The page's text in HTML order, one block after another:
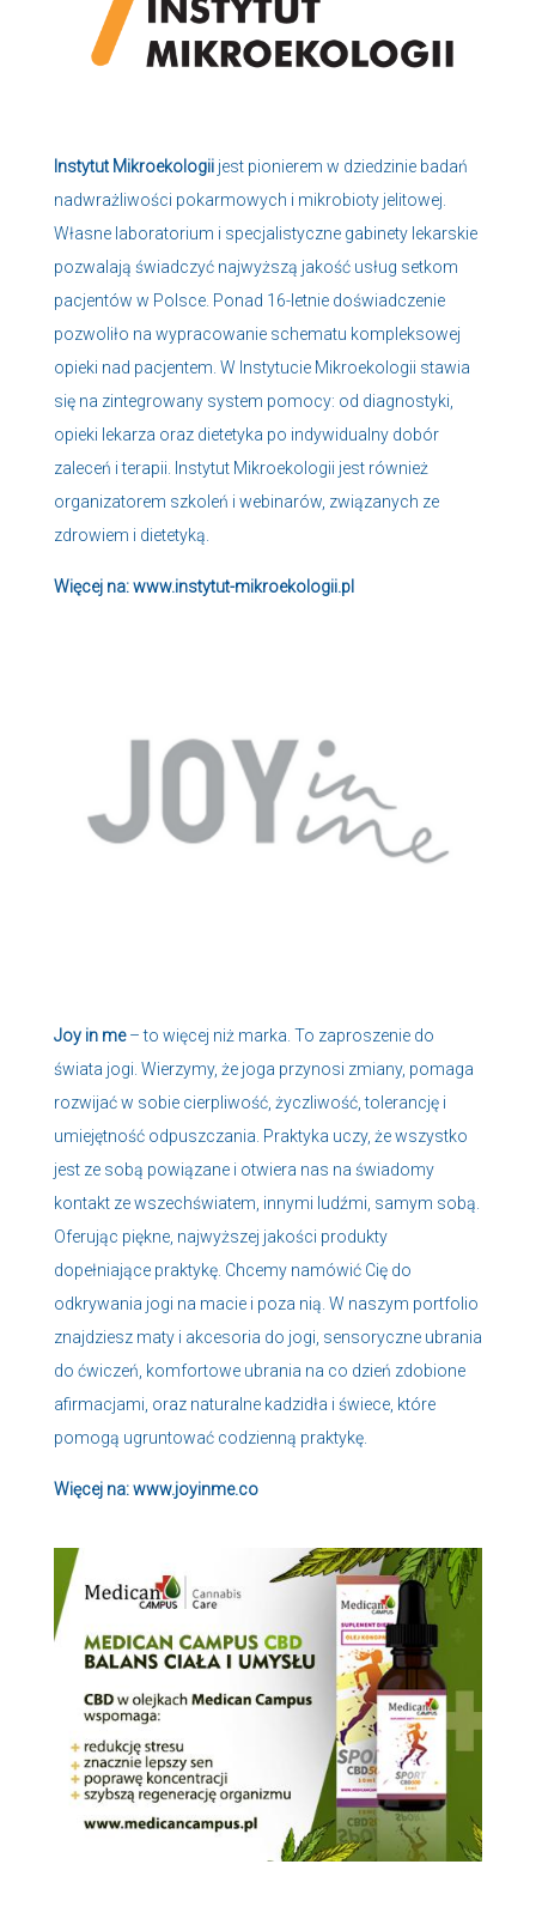
Instytut Mikroekologii jest pionierem w dziedzinie badań
nadwrażliwości pokarmowych i mikrobioty jelitowej.
Własne laboratorium i specjalistyczne gabinety lekarskie
pozwalają świadczyć najwyższą jakość usług setkom
pacjentów w Polsce. Ponad 16-letnie doświadczenie
pozwoliło na wypracowanie schematu kompleksowej
opieki nad pacjentem. W Instytucie Mikroekologii stawia
się na zintegrowany system pomocy: od diagnostyki,
opieki lekarza oraz dietetyka po indywidualny dobór
zaleceń i terapii. Instytut Mikroekologii jest również
organizatorem szkoleń i webinarów, związanych ze
zdrowiem i dietetyką.
Więcej na:www.instytut-mikroekologii.pl
Joy in me– to więcej niż marka. To zaproszenie do
świata jogi. Wierzymy, że joga przynosi zmiany, pomaga
rozwijać w sobie cierpliwość, życzliwość, tolerancję i
umiejętność odpuszczania. Praktyka uczy, że wszystko
jest ze sobą powiązane i otwiera nas na świadomy
kontakt ze wszechświatem, innymi ludźmi, samym sobą.
Oferując piękne, najwyższej jakości produkty
dopełniające praktykę. Chcemy namówić Cię do
odkrywania jogi na macie i poza nią. W naszym portfolio
znajdziesz maty i akcesoria do jogi, sensoryczne ubrania
do ćwiczeń, komfortowe ubrania na co dzień zdobione
afirmacjami, oraz naturalne kadzidła i świece, które
pomogą ugruntować codzienną praktykę.
Więcej na:www.joyinme.co